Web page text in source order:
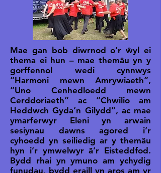
Mae gan bob diwrnod o’r ŵyl ei
thema ei hun – mae themâu yn y
gorffennol wedi cynnwys
“Harmoni mewn Amrywiaeth”,
“Uno Cenhedloedd mewn
Cerddoriaeth” ac “Chwilio am
Heddwch Gyda’n Gilydd”, ac mae
ymarferwyr Eleni yn arwain
sesiynau dawns agored i’r
cyhoedd yn seiliedig ar y themâu
hyn i’r ymwelwyr â’r Eisteddfod.
Bydd rhai yn ymuno am ychydig
funudau, bydd eraill yn aros am yr